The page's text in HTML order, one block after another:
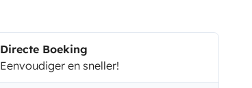
Directe Boeking
Eenvoudiger en sneller!